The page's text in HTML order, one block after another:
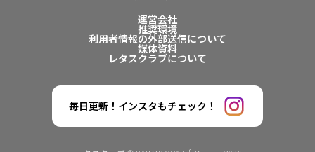
運営会社
推奨環境
利用者情報の外部送信について
媒体資料
レタスクラブについて
毎日更新！インスタもチェック！